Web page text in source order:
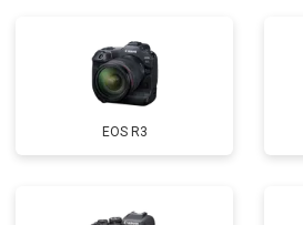
EOS R3